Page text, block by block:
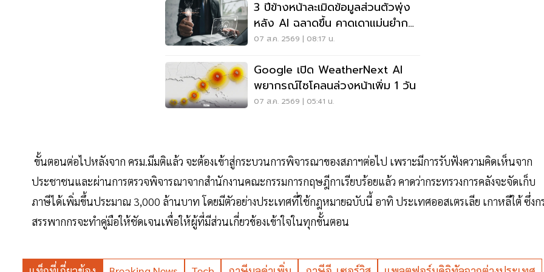
3 ปีข้างหน้าละเมิดข้อมูลส่วนตัวพุ่ง
หลัง AI ฉลาดขึ้น คาดเดาแม่นยำกว่า
เดิม
07 ส.ค. 2569 | 08:17 น.
Google เปิด WeatherNext AI
พยากรณ์ไซโคลนล่วงหน้าเพิ่ม 1 วัน
07 ส.ค. 2569 | 05:41 น.
ขั้นตอนต่อไปหลังจาก ครม.มีมติแล้ว จะต้องเข้าสู่กระบวนการพิจารณาของสภาฯต่อไป เพราะมีการรับฟังความคิดเห็นจาก
ประชาชนและผ่านการตรวจพิจารณาจากสำนักงานคณะกรรมการกฤษฎีกาเรียบร้อยแล้ว คาดว่ากระทรวงการคลังจะจัดเก็บ
ภาษีได้เพิ่มขึ้นประมาณ 3,000 ล้านบาท โดยมีตัวอย่างประเทศที่ใช้กฎหมายฉบับนี้ อาทิ ประเทศออสเตรเลีย เกาหลีใต้ ซึ่งก
สรรพากกรจะทำคู่มือให้ชัดเจนเพื่อให้ผู้ที่มีส่วนเกี่ยวข้องเข้าใจในทุกขั้นตอน